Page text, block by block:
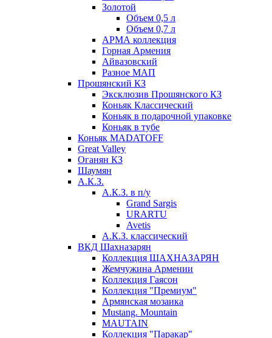
Золотой
Объем 0,5 л
Объем 0,7 л
АРМА коллекция
Горная Армения
Айвазовский
Разное МАП
Прошянский КЗ
Эксклюзив Прошянского КЗ
Коньяк Классический
Коньяк в подарочной упаковке
Коньяк в тубе
Коньяк MADATOFF
Great Valley
Оганян КЗ
Шаумян
А.К.З.
А.К.З. в п/у
Grand Sargis
URARTU
Avetis
А.К.З. классический
ВКД Шахназарян
Коллекция ШАХНАЗАРЯН
Жемчужина Армении
Коллекция Гаясон
Коллекция "Премиум"
Армянская мозаика
Mustang. Mountain
MAUTAIN
Коллекция "Паракар"